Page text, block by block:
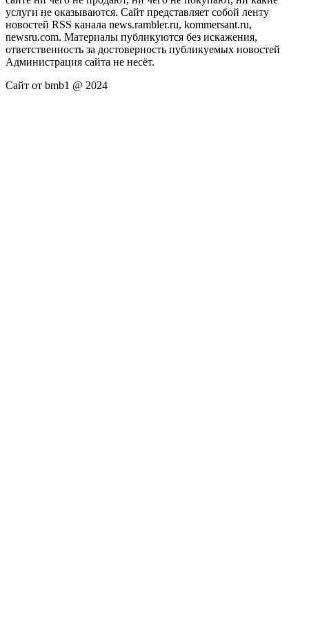
услуги не оказываются. Сайт представляет собой ленту
новостей RSS канала news.rambler.ru, kommersant.ru,
newsru.com. Материалы публикуются без искажения,
ответственность за достоверность публикуемых новостей
Администрация сайта не несёт.
Сайт от bmb1 @ 2024